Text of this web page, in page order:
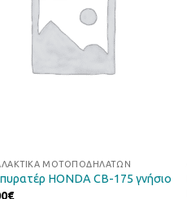
ΜΟΤΟΠΟΔΗΛΆΤΩΝ
HONDA CB-175 γνήσιο
€